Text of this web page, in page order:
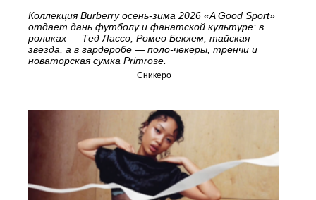
Коллекция Burberry осень‑зима 2026 «A Good Sport»
отдает дань футболу и фанатской культуре: в
роликах — Тед Лассо, Ромео Бекхем, тайская
звезда, а в гардеробе — поло‑чекеры, тренчи и
новаторская сумка Primrose.
Сникеро